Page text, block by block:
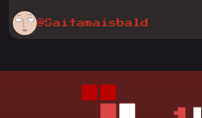
@Saitamaisbald